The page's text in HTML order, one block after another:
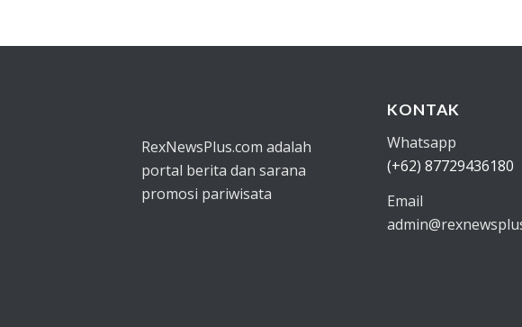
RexNewsPlus.com adalah
portal berita dan sarana
promosi pariwisata
KONTAK
Whatsapp
(+62) 87729436180
Email